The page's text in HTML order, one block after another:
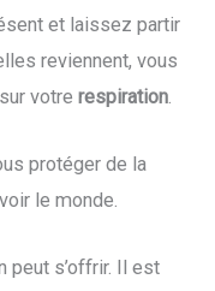
et laissez partir
reviennent, vous
votre respiration
protéger de la
le monde.
peut s’offrir. Il est